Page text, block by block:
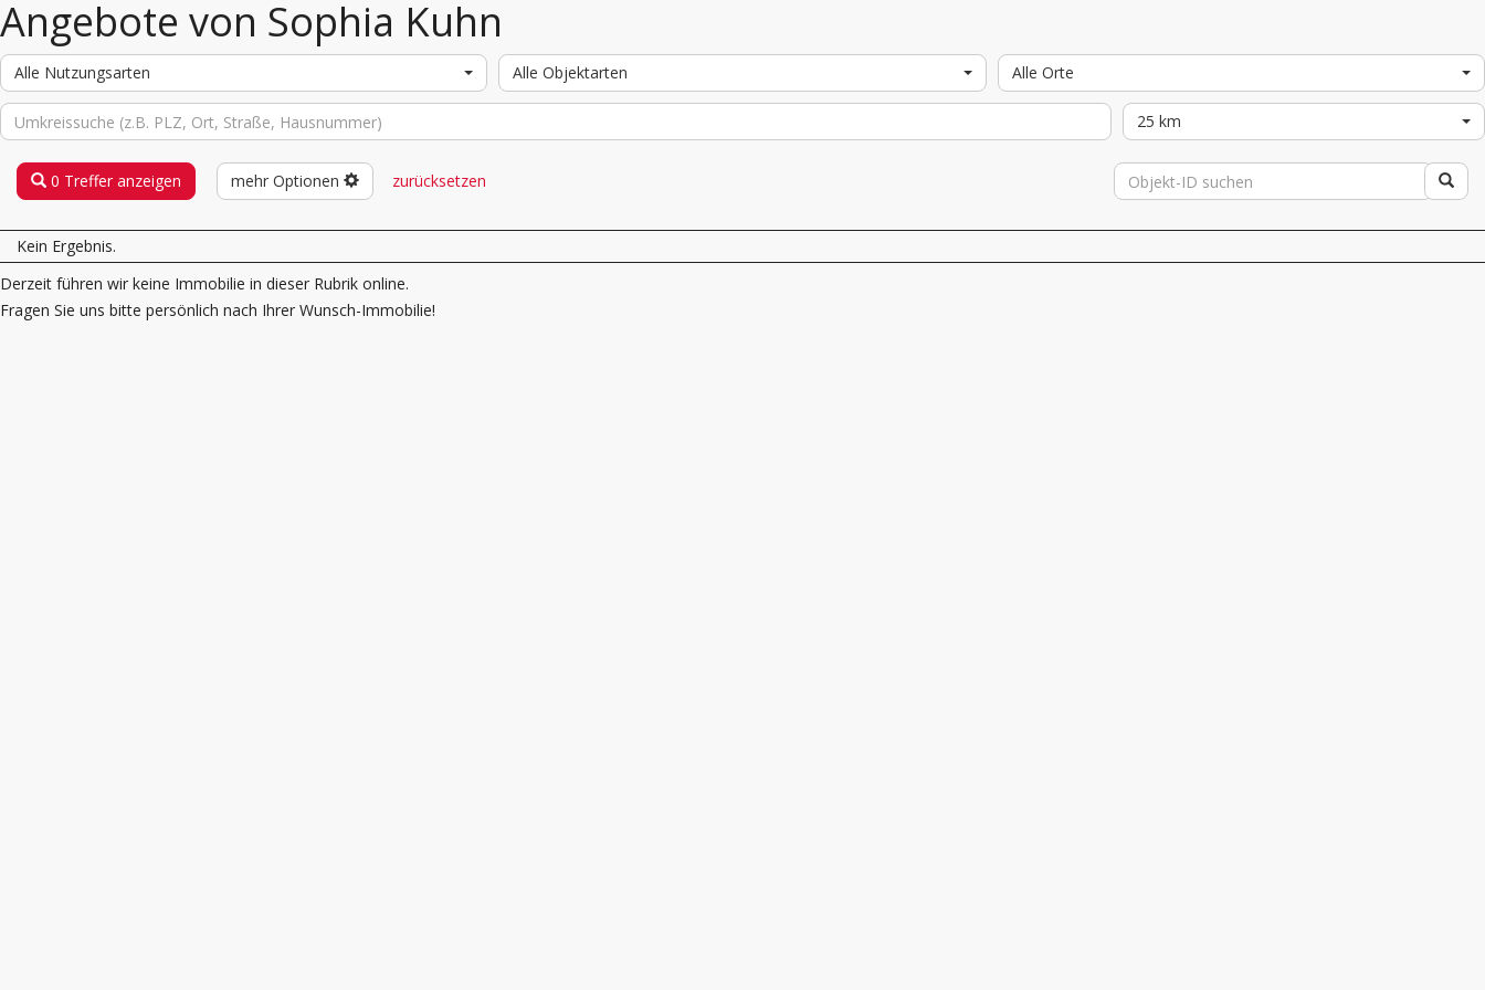
Angebote von Sophia Kuhn
Alle Nutzungsarten Alle Objektarten Alle Orte
25 km
0 Treffer anzeigen mehr Optionen zurücksetzen
Kein Ergebnis.
Derzeit führen wir keine Immobilie in dieser Rubrik online.
Fragen Sie uns bitte persönlich nach Ihrer Wunsch-Immobilie!